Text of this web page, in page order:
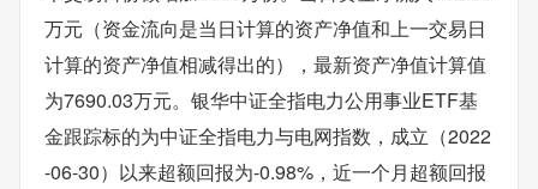
万元（资金流向是当日计算的资产净值和上一交易日
计算的资产净值相减得出的），最新资产净值计算值
为7690.03万元。银华中证全指电力公用事业ETF基
金跟踪标的为中证全指电力与电网指数，成立（2022
-06-30）以来超额回报为-0.98%，近一个月超额回报